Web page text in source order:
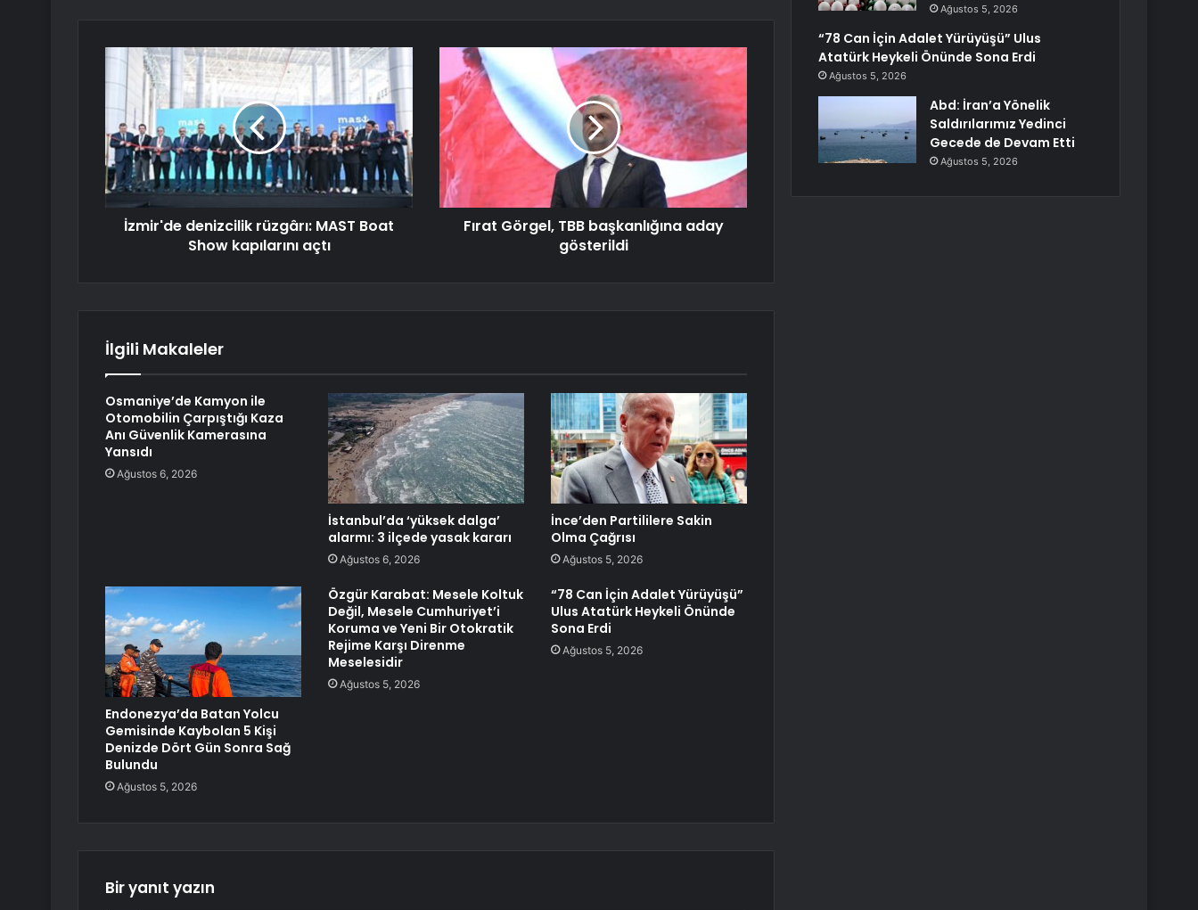
İzmir'de denizcilik rüzgârı: MAST Boat
Show kapılarını açtı
Fırat Görgel, TBB başkanlığına aday
gösterildi
İlgili Makaleler
Osmaniye’de Kamyon ile
Otomobilin Çarpıştığı Kaza
Anı Güvenlik Kamerasına
Yansıdı
Ağustos 6, 2026
İstanbul’da ‘yüksek dalga’
alarmı: 3 ilçede yasak kararı
Ağustos 6, 2026
İnce’den Partililere Sakin
Olma Çağrısı
Ağustos 5, 2026
Endonezya’da Batan Yolcu
Gemisinde Kaybolan 5 Kişi
Denizde Dört Gün Sonra Sağ
Bulundu
Ağustos 5, 2026
Özgür Karabat: Mesele Koltuk
Değil, Mesele Cumhuriyet’i
Koruma ve Yeni Bir Otokratik
Rejime Karşı Direnme
Meselesidir
Ağustos 5, 2026
“78 Can İçin Adalet Yürüyüşü”
Ulus Atatürk Heykeli Önünde
Sona Erdi
Ağustos 5, 2026
Bir yanıt yazın
Ağustos 5, 2026
“78 Can İçin Adalet Yürüyüşü” Ulus
Atatürk Heykeli Önünde Sona Erdi
Ağustos 5, 2026
Abd: İran’a Yönelik
Saldırılarımız Yedinci
Gecede de Devam Etti
Ağustos 5, 2026